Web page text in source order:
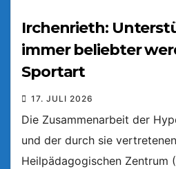
Irchenrieth:
immer beliebter
Sportart
17. JULI 2026
Die Zusammenarbeit der
und der durch sie
Heilpädagogischen Zentrum